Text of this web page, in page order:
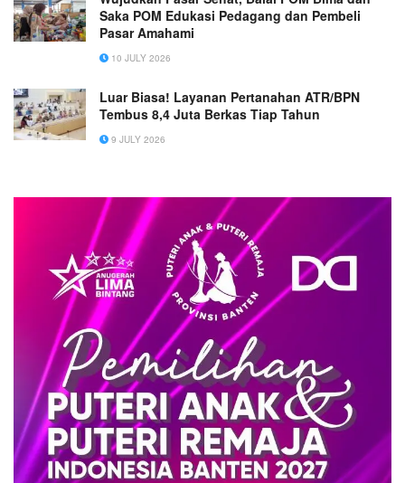
Saka POM Edukasi Pedagang dan Pembeli
Pasar Amahami
10 JULY 2026
Luar Biasa! Layanan Pertanahan ATR/BPN
Tembus 8,4 Juta Berkas Tiap Tahun
9 JULY 2026